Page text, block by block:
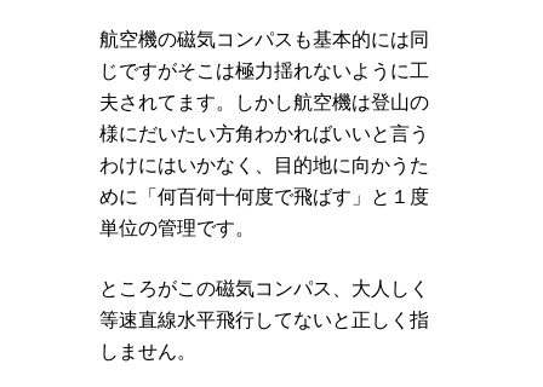
航空機の磁気コンパスも基本的には同
じですがそこは極力揺れないように工
夫されてます。しかし航空機は登山の
様にだいたい方角わかればいいと言う
わけにはいかなく、目的地に向かうた
めに「何百何十何度で飛ばす」と１度
単位の管理です。
ところがこの磁気コンパス、大人しく
等速直線水平飛行してないと正しく指
しません。